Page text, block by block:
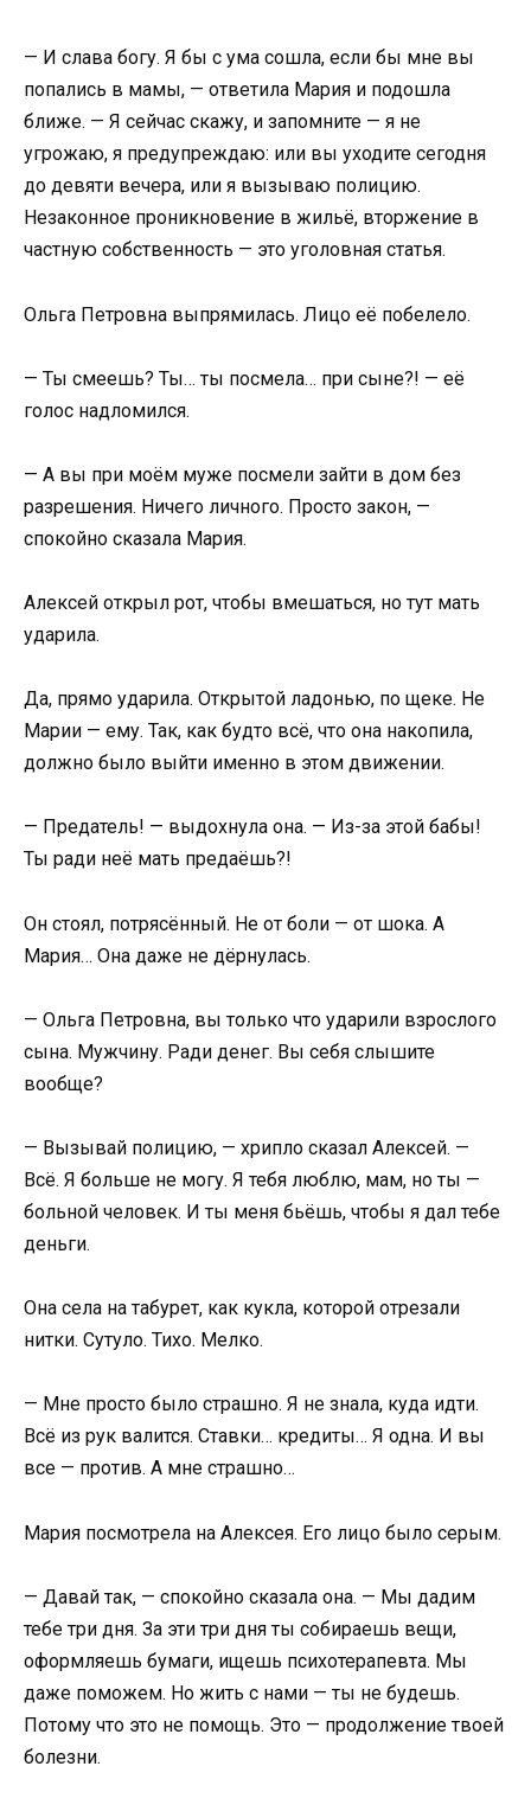
— И слава богу. Я бы с ума сошла, если бы мне вы
попались в мамы, — ответила Мария и подошла
ближе. — Я сейчас скажу, и запомните — я не
угрожаю, я предупреждаю: или вы уходите сегодня
до девяти вечера, или я вызываю полицию.
Незаконное проникновение в жильё, вторжение в
частную собственность — это уголовная статья.
Ольга Петровна выпрямилась. Лицо её побелело.
— Ты смеешь? Ты… ты посмела… при сыне?! — её
голос надломился.
— А вы при моём муже посмели зайти в дом без
разрешения. Ничего личного. Просто закон, —
спокойно сказала Мария.
Алексей открыл рот, чтобы вмешаться, но тут мать
ударила.
Да, прямо ударила. Открытой ладонью, по щеке. Не
Марии — ему. Так, как будто всё, что она накопила,
должно было выйти именно в этом движении.
— Предатель! — выдохнула она. — Из-за этой бабы!
Ты ради неё мать предаёшь?!
Он стоял, потрясённый. Не от боли — от шока. А
Мария… Она даже не дёрнулась.
— Ольга Петровна, вы только что ударили взрослого
сына. Мужчину. Ради денег. Вы себя слышите
вообще?
— Вызывай полицию, — хрипло сказал Алексей. —
Всё. Я больше не могу. Я тебя люблю, мам, но ты —
больной человек. И ты меня бьёшь, чтобы я дал тебе
деньги.
Она села на табурет, как кукла, которой отрезали
нитки. Сутуло. Тихо. Мелко.
— Мне просто было страшно. Я не знала, куда идти.
Всё из рук валится. Ставки… кредиты… Я одна. И вы
все — против. А мне страшно…
Мария посмотрела на Алексея. Его лицо было серым.
— Давай так, — спокойно сказала она. — Мы дадим
тебе три дня. За эти три дня ты собираешь вещи,
оформляешь бумаги, ищешь психотерапевта. Мы
даже поможем. Но жить с нами — ты не будешь.
Потому что это не помощь. Это — продолжение твоей
болезни.